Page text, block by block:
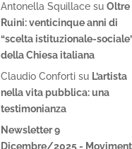
Antonella Squillace suOltre
Ruini: venticinque anni di
“scelta istituzionale-
della Chiesa italiana
Claudio Conforti su L’artista
nella vita pubblica: una
testimonianza
Newsletter 9
Dicembre/2025 -